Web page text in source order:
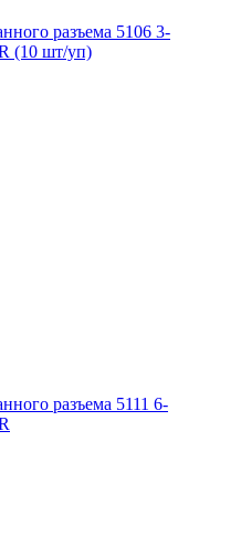
разъема 5106 3-
(10 шт/уп)
разъема 5111 6-